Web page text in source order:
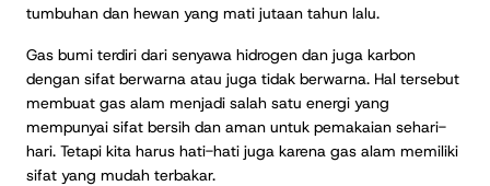
tumbuhan dan hewan yang mati jutaan tahun lalu.
Gas bumi terdiri dari senyawa hidrogen dan juga karbon
dengan sifat berwarna atau juga tidak berwarna. Hal tersebut
membuat gas alam menjadi salah satu energi yang
mempunyai sifat bersih dan aman untuk pemakaian sehari-
hari. Tetapi kita harus hati-hati juga karena gas alam memiliki
sifat yang mudah terbakar.